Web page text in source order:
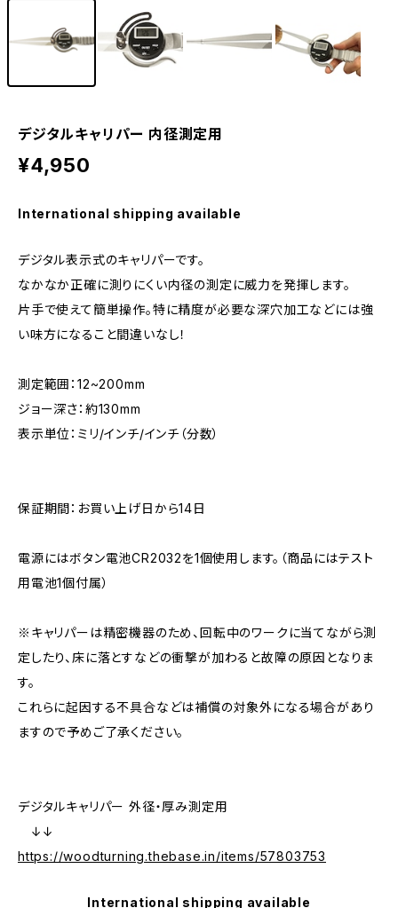
デジタルキャリパー 内径測定用
¥4,950
International shipping available
デジタル表示式のキャリパーです。
なかなか正確に測りにくい内径の測定に威力を発揮します。
片手で使えて簡単操作。特に精度が必要な深穴加工などには強
い味方になること間違いなし！
測定範囲：12~200mm
ジョー深さ：約130mm
表示単位：ミリ/インチ/インチ（分数）
保証期間：お買い上げ日から14日
電源にはボタン電池CR2032を1個使用します。（商品にはテスト
用電池1個付属）
※キャリパーは精密機器のため、回転中のワークに当てながら測
定したり、床に落とすなどの衝撃が加わると故障の原因となりま
す。
これらに起因する不具合などは補償の対象外になる場合があり
ますので予めご了承ください。
デジタルキャリパー 外径・厚み測定用
↓↓
https://woodturning.thebase.in/items/57803753
International shipping available